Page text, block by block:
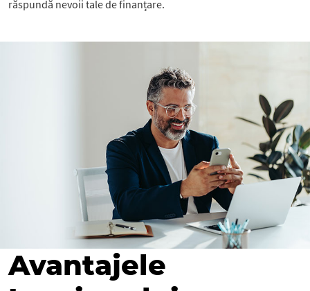
răspundă nevoii tale de finanțare.
Avantajele